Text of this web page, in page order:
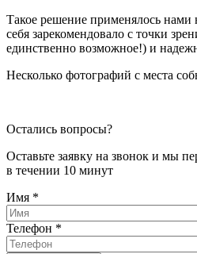
Такое решение применялось нами
себя зарекомендовало с точки
единственно возможное!) и
Несколько фотографий с места
Остались вопросы?
Оставьте заявку на звонок и мы
в течении 10 минут
Имя *
Телефон *